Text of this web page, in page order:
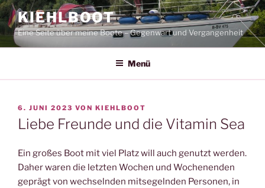
Zum
Inhalt
springen
KIEHLBOOT
Eine Seite über meine Boote – Gegenwart und Vergangenheit
Menü
VERÖFFENTLICHT
AM
6. JUNI 2023 VON KIEHLBOOT
Liebe Freunde und die Vitamin Sea
Ein großes Boot mit viel Platz will auch genutzt werden.
Daher waren die letzten Wochen und Wochenenden
geprägt von wechselnden mitsegelnden Personen, in